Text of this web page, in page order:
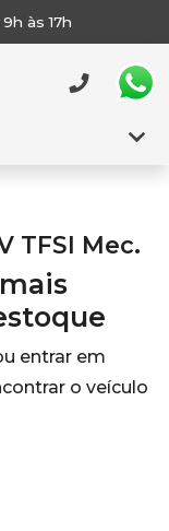
às 17h
TFSI Mec.
entrar em
o veículo